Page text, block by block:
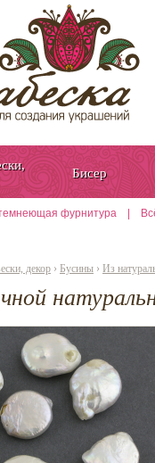
Бисер
фурнитура
декор › Бусины › Из